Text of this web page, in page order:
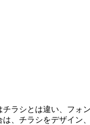
ラシとは違い、フォ
は、チラシをデザイン